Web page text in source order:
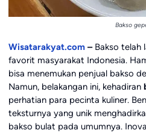
Bakso
Wisatarakyat.com– Bakso telah
favorit masyarakat Indonesia.
bisa menemukan penjual bakso
Namun, belakangan ini, kehadiran
perhatian para pecinta kuliner.
teksturnya yang unik
bakso bulat pada umumnya.